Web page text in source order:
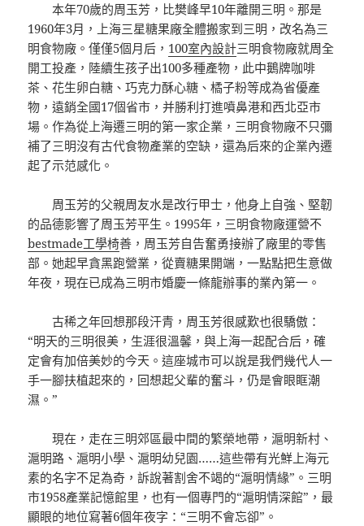
本年70歲的周玉芳，比樊峰早10年離開三明。那是
1960年3月，上海三星糖果廠全體搬家到三明，改名為三
明食物廠。僅僅5個月后， 100室內設計三明食物廠就周全
開工投產，陸續生孩子出100多種產物，此中鵝牌咖啡
茶、花生卵白糖、巧克力酥心糖、橘子粉等成為省優產
物，遠銷全國17個省市，并勝利打進噴鼻港和西北亞市
場。作為從上海遷三明的第一家企業，三明食物廠不只彌
補了三明沒有古代食物產業的空缺，還為后來的企業內遷
起了示范感化。
周玉芳的父親周友水是改行甲士，他身上自強、堅韌
的品德影響了周玉芳平生。1995年，三明食物廠運營不
bestmade工學椅善，周玉芳自告奮勇接辦了廠里的零售
部。她起早貪黑跑營業，從賣糖果開端，一點點把生意做
年夜，現在已成為三明市婚慶一條龍辦事的業內第一。
古稀之年回想那段汗青，周玉芳很感歎也很驕傲：
“明天的三明很美，生涯很溫馨，與上海一起配合后，確
定會有加倍美妙的今天。這座城市可以說是我們幾代人一
手一腳扶植起來的，回想起父輩的奮斗，仍是會眼眶潮
濕。”
現在，走在三明郊區最中間的繁榮地帶，滬明新村、
滬明路、滬明小學、滬明幼兒園……這些帶有光鮮上海元
素的名字不足為奇，訴說著割舍不竭的“滬明情緣”。三明
市1958產業記憶館里，也有一個專門的“滬明情深館”，最
顯眼的地位寫著6個年夜字：“三明不會忘卻”。